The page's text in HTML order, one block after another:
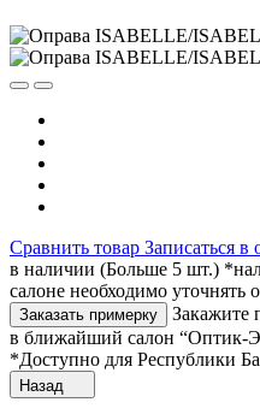
Сравнить товар Записаться в
в наличии (Больше 5 шт.)
салоне необходимо уточнять
Заказать примерку
Закажите
в ближайший салон “Оптик-
*Доступно для Республики
Назад